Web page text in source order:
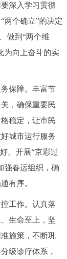
我要建议
人文北京
视频北京
PORTUGUÊS
深入学习贯彻
两个确立”的决定
做到“两个维
为向上奋斗的实
保障。丰富节
，确保重要民
稳定，让市民
城市运行服务
。开展“京彩过
强春运组织，确
有序。
工作。认真落
生命至上，坚
施策，不断巩
级诊疗体系，